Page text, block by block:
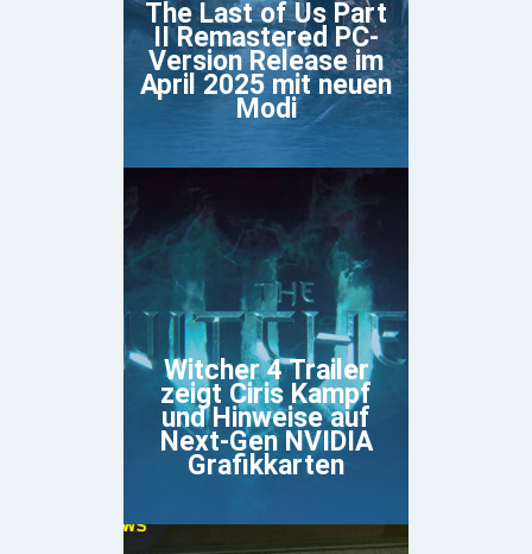
The Last of Us Part
II Remastered PC-
Version Release im
April 2025 mit neuen
Modi
Witcher 4 Trailer
zeigt Ciris Kampf
und Hinweise auf
Next-Gen NVIDIA
Grafikkarten